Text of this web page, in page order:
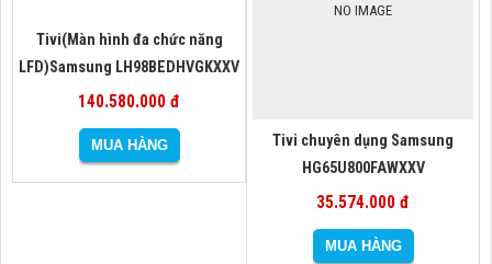
Tivi(Màn hình đa chức năng
LFD)Samsung LH98BEDHVGKXXV
140.580.000 đ
NO IMAGE
Tivi chuyên dụng Samsung
HG65U800FAWXXV
35.574.000 đ